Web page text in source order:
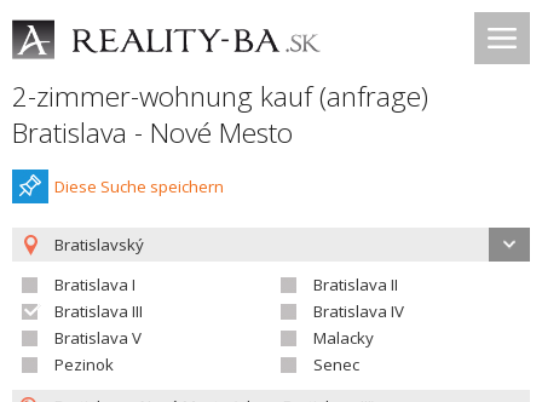
2-zimmer-wohnung kauf (anfrage)
Bratislava - Nové Mesto
Diese Suche speichern
Bratislavský
Bratislava I
Bratislava II
Bratislava III
Bratislava IV
Bratislava V
Malacky
Pezinok
Senec